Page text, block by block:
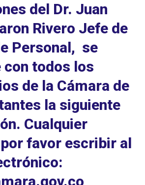
del Dr. Juan
Rivero Jefe de
Personal, se
todos los
de la Cámara de
la siguiente
Cualquier
favor escribir al